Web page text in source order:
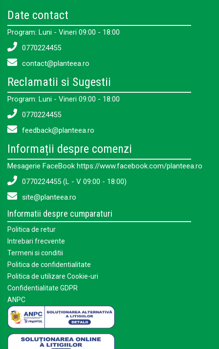
Date contact
Program: Luni - Vineri 09:00 - 18:00
0770224455
contact@planteea.ro
Reclamatii si Sugestii
Program: Luni - Vineri 09:00 - 18:00
0770224455
feedback@planteea.ro
Informații despre comenzi
Mesagerie FaceBook https://www.facebook.com/planteea.ro
0770224455 (L - V 09:00 - 18:00)
site@planteea.ro
Informatii despre cumparaturi
Politica de retur
Intrebari frecvente
Termeni si conditii
Politica de confidentialitate
Politica de utilizare Cookie-uri
Confidentialitate GDPR
ANPC